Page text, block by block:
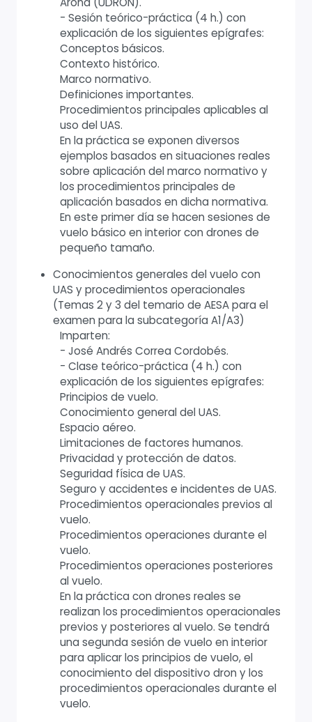
- Sesión teórico-práctica (4 h.) con
explicación de los siguientes epígrafes:
Conceptos básicos.
Contexto histórico.
Marco normativo.
Definiciones importantes.
Procedimientos principales aplicables al
uso del UAS.
En la práctica se exponen diversos
ejemplos basados en situaciones reales
sobre aplicación del marco normativo y
los procedimientos principales de
aplicación basados en dicha normativa.
En este primer día se hacen sesiones de
vuelo básico en interior con drones de
pequeño tamaño.
Conocimientos generales del vuelo con
UAS y procedimientos operacionales
(Temas 2 y 3 del temario de AESA para el
examen para la subcategoría A1/A3)
Imparten:
- José Andrés Correa Cordobés.
- Clase teórico-práctica (4 h.) con
explicación de los siguientes epígrafes:
Principios de vuelo.
Conocimiento general del UAS.
Espacio aéreo.
Limitaciones de factores humanos.
Privacidad y protección de datos.
Seguridad física de UAS.
Seguro y accidentes e incidentes de UAS.
Procedimientos operacionales previos al
vuelo.
Procedimientos operaciones durante el
vuelo.
Procedimientos operaciones posteriores
al vuelo.
En la práctica con drones reales se
realizan los procedimientos operacionales
previos y posteriores al vuelo. Se tendrá
una segunda sesión de vuelo en interior
para aplicar los principios de vuelo, el
conocimiento del dispositivo dron y los
procedimientos operacionales durante el
vuelo.